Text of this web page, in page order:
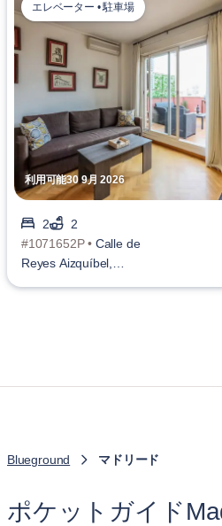
利用可能30 9月 2026
エレベーター • 駐車場
2
2
#1071652P • Calle de
Reyes Aizquíbel,
Blueground マドリード
ポケットガイド